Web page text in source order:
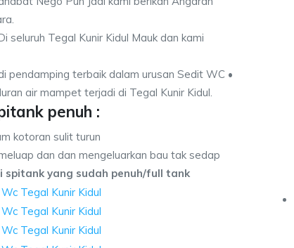
seluruh Tegal Kunir Kidul Mauk dan kami
pendamping terbaik dalam urusan Sedit WC •
air mampet terjadi di Tegal Kunir Kidul.
penuh :
kotoran sulit turun
dan dan mengeluarkan bau tak sedap
spitank yang sudah penuh/full tank